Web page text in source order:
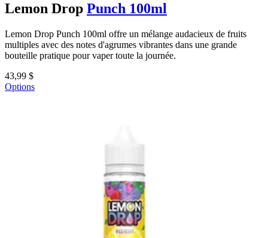
Lemon Drop Punch 100ml
Lemon Drop Punch 100ml offre un mélange audacieux de fruits
multiples avec des notes d'agrumes vibrantes dans une grande
bouteille pratique pour vaper toute la journée.
43,99 $
Options